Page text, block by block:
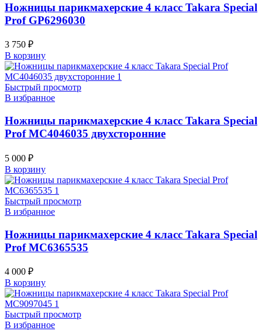
Ножницы парикмахерские 4 класс Takara Special
Prof GP6296030
3 750 ₽
В корзину
Быстрый просмотр
В избранное
Ножницы парикмахерские 4 класс Takara Special
Prof MC4046035 двухсторонние
5 000 ₽
В корзину
Быстрый просмотр
В избранное
Ножницы парикмахерские 4 класс Takara Special
Prof MC6365535
4 000 ₽
В корзину
Быстрый просмотр
В избранное